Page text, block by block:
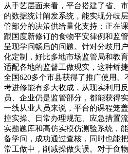
从手艺层面来看，平台搭建了省、
的数据统计阐发系统，能实现分歧
管部分的决策供给量化支持；正在
跟国度新修订的食物平安律例和监
呈现学问畅后的问题。针对分歧用
化定制，好比多地市场监管局和教
适配各地的监督工做现实，这种矫
全国620多个市县获得了推广使用
考进修能有多大收成，从现实利用
员、企业仍是监管部分，都能获得
一线从业人员来说，平台的课程笼
控实操、日常办理规范、应急措置
实题题库和高仿实模仿测验系统，
备学问，成功通过查核，同时也能
常工做中，削减操做失误。对于食